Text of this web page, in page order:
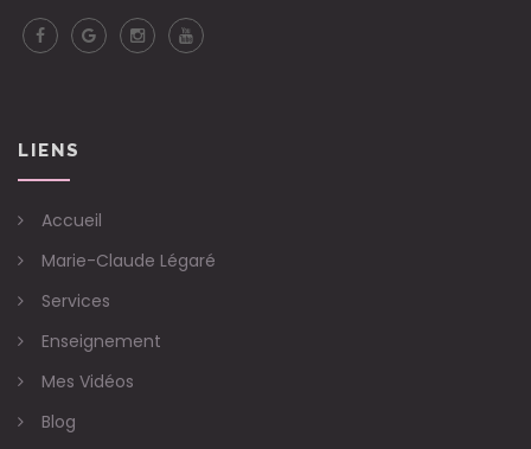
LIENS
Accueil
Marie-Claude Légaré
Services
Enseignement
Mes Vidéos
Blog